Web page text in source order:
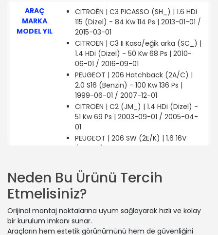
ARAÇ
MARKA
MODEL YIL
CITROËN | C3 PICASSO (SH_) | 1.6 HDi
115 (Dizel) - 84 Kw 114 Ps | 2013-01-01 /
2015-03-01
CITROËN | C3 II Kasa/eğik arka (SC_) |
1.4 HDi (Dizel) - 50 Kw 68 Ps | 2010-
06-01 / 2016-09-01
PEUGEOT | 206 Hatchback (2A/C) |
2.0 S16 (Benzin) - 100 Kw 136 Ps |
1999-06-01 / 2007-12-01
CITROËN | C2 (JM_) | 1.4 HDi (Dizel) -
51 Kw 69 Ps | 2003-09-01 / 2005-04-
01
PEUGEOT | 206 SW (2E/K) | 1.6 16V
(Benzin) - 80 Kw 109 Ps | 2002-07-01
CITROËN | C3 I (FC_, FN_) | 1.6 16V HDi
(Dizel) - 80 Kw 109 Ps | 2005-09-01 /
2009-12-01
CITROËN | C3 I (FC_, FN_) | 1.4 HDi
(Dizel) - 52 Kw 70 Ps | 2003-07-01 /
2011-02-01
Neden Bu Ürünü Tercih
Etmelisiniz?
Orijinal montaj noktalarına uyum sağlayarak hızlı ve kolay
bir kurulum imkanı sunar.
Araçların hem estetik görünümünü hem de güvenliğini